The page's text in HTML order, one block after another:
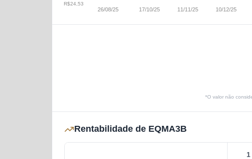
26/08/25 17/10/25 11/11/25 10/12/25
R$24,53
*O valor não
Rentabilidade de EQMA3B